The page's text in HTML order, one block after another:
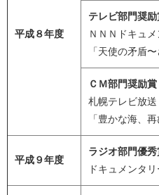
平成８年度
テレビ部門奨励
ＮＮＮドキュメ
「天使の矛盾
ＣＭ部門奨励賞
札幌テレビ放
「豊かな海、
平成９年度
ラジオ部門優秀
ドキュメンタ